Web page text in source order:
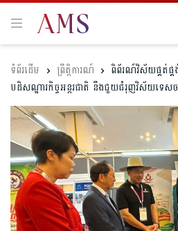
ព្រឹត្តិការណ៍
ពិព័រណ៍វិស័យផ្គត់ផ្គ
បដិសណ្ឋារកិច្ចអន្តរជាតិ នឹងជួយជំរុញវិស័យទេស